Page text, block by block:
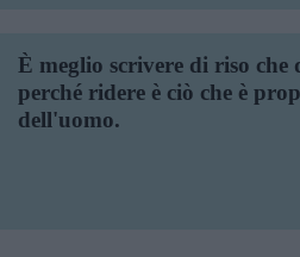
È meglio scrivere di riso che
perché ridere è ciò che è
dell'uomo.